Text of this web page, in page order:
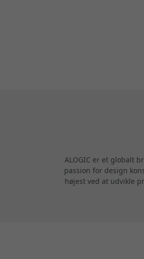
ALOGIC er et globalt
passion for design
højest ved at udvikle